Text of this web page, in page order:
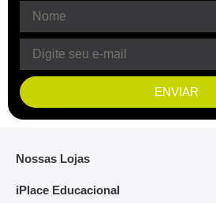
ENVIAR
Nossas Lojas
iPlace Educacional